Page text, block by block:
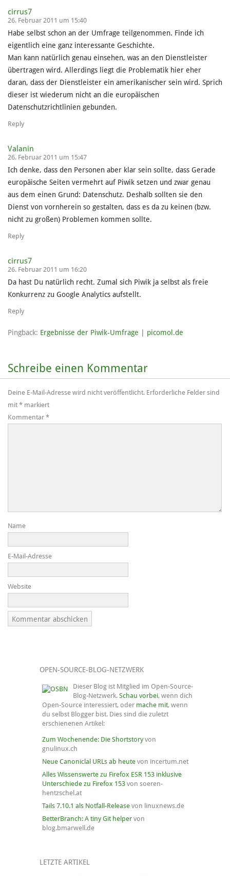
cirrus7
26. Februar 2011 um 15:40
Habe selbst schon an der Umfrage teilgenommen. Finde ich
eigentlich eine ganz interessante Geschichte.
Man kann natürlich genau einsehen, was an den Dienstleister
übertragen wird. Allerdings liegt die Problematik hier eher
daran, dass der Dienstleister ein amerikanischer sein wird. Sprich
dieser ist wiederum nicht an die europäischen
Datenschutzrichtlinien gebunden.
Reply
Valanin
26. Februar 2011 um 15:47
Ich denke, dass den Personen aber klar sein sollte, dass Gerade
europäische Seiten vermehrt auf Piwik setzen und zwar genau
aus dem einen Grund: Datenschutz. Deshalb sollten sie den
Dienst von vornherein so gestalten, dass es da zu keinen (bzw.
nicht zu großen) Problemen kommen sollte.
Reply
cirrus7
26. Februar 2011 um 16:20
Da hast Du natürlich recht. Zumal sich Piwik ja selbst als freie
Konkurrenz zu Google Analytics aufstellt.
Reply
Pingback: Ergebnisse der Piwik-Umfrage | picomol.de
Schreibe einen Kommentar
Deine E-Mail-Adresse wird nicht veröffentlicht. Erforderliche Felder sind
mit * markiert
Kommentar *
Name
E-Mail-Adresse
Website
OPEN-SOURCE-BLOG-NETZWERK
Dieser Blog ist Mitglied im Open-Source-
Blog-Netzwerk. Schau vorbei, wenn dich
Open-Source interessiert, oder mache mit, wenn
du selbst Blogger bist. Dies sind die zuletzt
erschienenen Artikel:
Zum Wochenende: Die Shortstoryvon
gnulinux.ch
Neue Canoniclal URLs ab heutevon incertum.net
Alles Wissenswerte zu Firefox ESR 153 inklusive
Unterschiede zu Firefox 153von soeren-
hentzschel.at
Tails 7.10.1 als Notfall-Releasevon linuxnews.de
BetterBranch: A tiny Git helpervon
blog.bmarwell.de
LETZTE ARTIKEL